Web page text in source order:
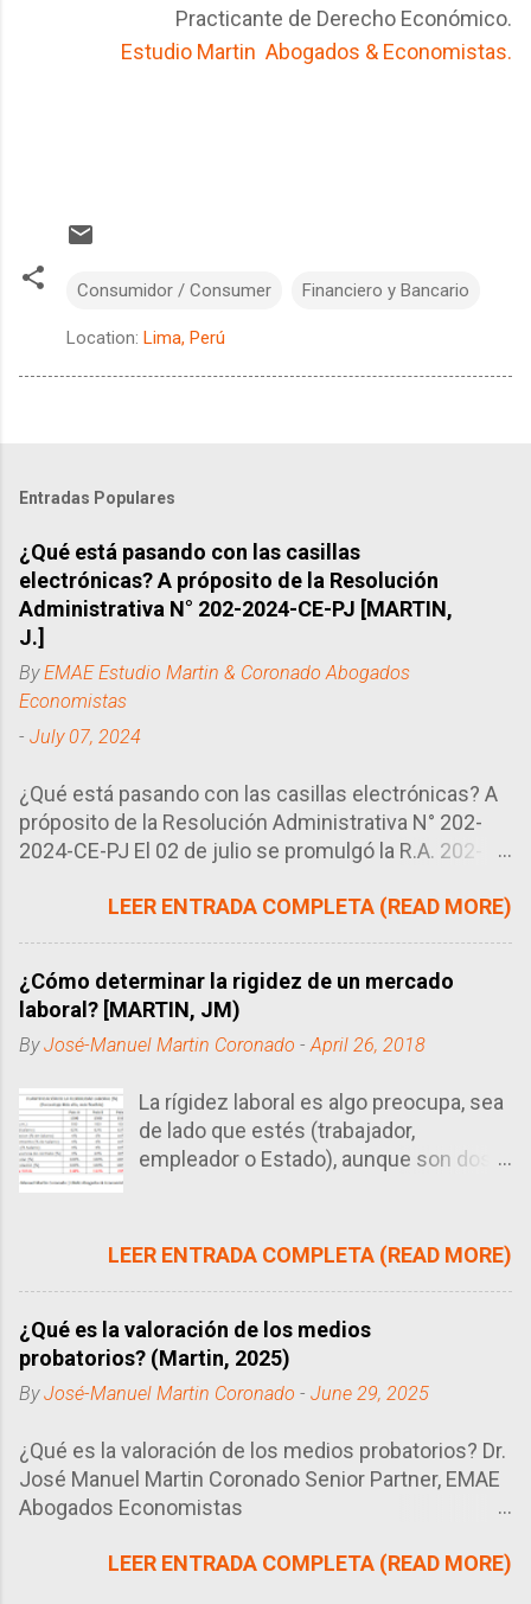
Practicante de Derecho Económico.
Estudio Martin Abogados & Economistas.
Consumidor / Consumer Financiero y Bancario
Location: Lima, Perú
Entradas Populares
¿Qué está pasando con las casillas
electrónicas? A próposito de la Resolución
Administrativa N° 202-2024-CE-PJ [MARTIN,
J.]
ByEMAE Estudio Martin & Coronado Abogados
Economistas
- July 07, 2024
¿Qué está pasando con las casillas electrónicas? A
próposito de la Resolución Administrativa N° 202-
2024-CE-PJ El 02 de julio se promulgó la R.A. 202-
Judicial, órgano encargado de regular la manera en
que se llevan los procesos en el Perú, en este caso
como se sabe, las casillas electrónicas son como
correos electrónicos que utilizan los abogados
como buzón (domicilio procesal electrónico) para
procesos. Este sistema ha sustuido en gran medida
a los domicilio procesal físico, salvo para algunos
actos específicos (Ej. Emplazamiento). Se trata de
un sistema que ya tiene años en el sistema judicial y
procesos, en particular, las notificaciones.
LEER ENTRADA COMPLETA (READ MORE)
¿Cómo determinar la rigidez de un mercado
laboral? [MARTIN, JM)
ByJosé-Manuel Martin Coronado -April 26, 2018
La rígidez laboral es algo preocupa, sea
de lado que estés (trabajador,
empleador o Estado), aunque son dos
que si estás del lado del empleador
considerarás que es demasiado rígido
trabajador pensarás que es demasiado
flexible. Y si estás en el Estado, pues tu
conclusión será la más conveniente en
encuentres.
LEER ENTRADA COMPLETA (READ MORE)
¿Qué es la valoración de los medios
probatorios? (Martin, 2025)
ByJosé-Manuel Martin Coronado - June 29, 2025
¿Qué es la valoración de los medios probatorios? Dr.
José Manuel Martin Coronado Senior Partner, EMAE
Abogados Economistas
junio 2025 Los medios probatorios que presentan
LEER ENTRADA COMPLETA (READ MORE)